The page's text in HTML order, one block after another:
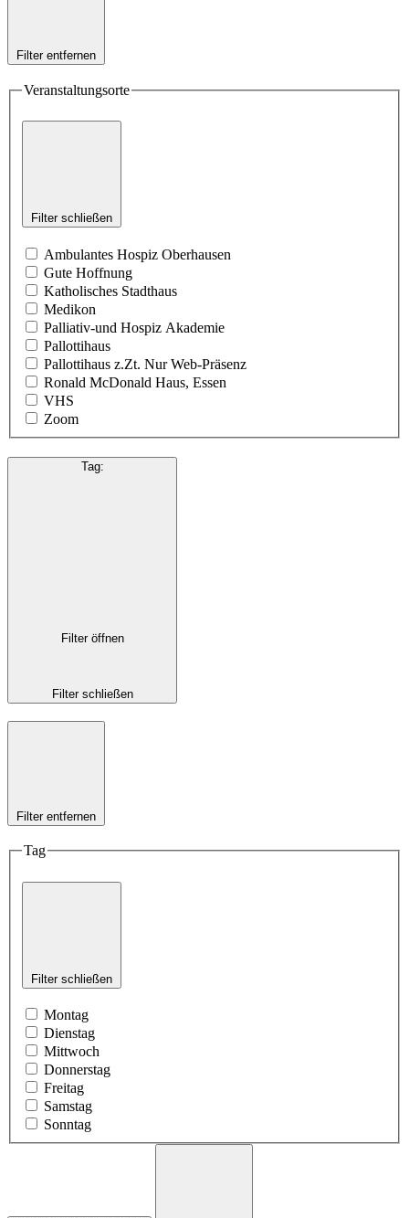
Filter entfernen
Veranstaltungsorte
Filter schließen
Ambulantes Hospiz Oberhausen
Gute Hoffnung
Katholisches Stadthaus
Medikon
Palliativ-und Hospiz Akademie
Pallottihaus
Pallottihaus z.Zt. Nur Web-Präsenz
Ronald McDonald Haus, Essen
VHS
Zoom
Tag:
Filter öffnen
Filter schließen
Filter entfernen
Tag
Filter schließen
Montag
Dienstag
Mittwoch
Donnerstag
Freitag
Samstag
Sonntag